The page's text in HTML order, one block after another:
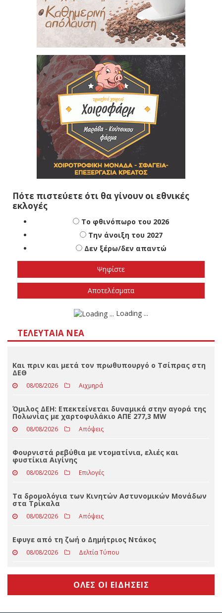
Πότε πιστεύετε ότι θα γίνουν οι εθνικές
εκλογές
Το φθινόπωρο του 2026
Την άνοιξη του 2027
Δεν ξέρω/δεν απαντώ
ΤΕΛΕΥΤΑΊΑ ΝΈΑ
Και πριν και μετά τον πρωθυπουργό ο Τσίπρας στη
ΔΕΘ
08/08/2026 Αιχμηρά
Όμιλος ΔΕΗ: Επεκτείνεται δυναμικά στην αγορά της
Πολωνίας με χαρτοφυλάκιο ΑΠΕ 277,3 MW
08/08/2026 Απόψεις
Φουρνιστά ρεβύθια με ντοματίνια, ελιές και
φυστίκια Αιγίνης
08/08/2026 Επιλογές
Τα δρομολόγια των Κινητών Αστυνομικών Μονάδων
στα Τρίκαλα
Eφυγε από τη ζωή ο Δημήτριος Ντάκος
08/08/2026 Δελτία Τύπου